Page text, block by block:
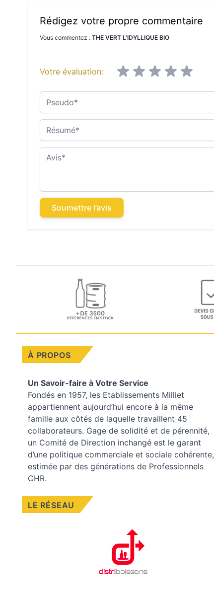
Rédigez votre propre commentaire
Vous commentez : THE VERT L'IDYLLIQUE BIO
Votre évaluation:
Pseudo
Résumé
Avis
Soumettre l’avis
À PROPOS
Un Savoir-faire à Votre Service
Fondés en 1957, les Etablissements Milliet
appartiennent aujourd’hui encore à la même
famille aux côtés de laquelle travaillent 45
collaborateurs. Gage de solidité et de pérennité,
un Comité de Direction inchangé est le garant
d’une politique commerciale et sociale cohérente,
estimée par des générations de Professionnels
CHR.
LE RÉSEAU